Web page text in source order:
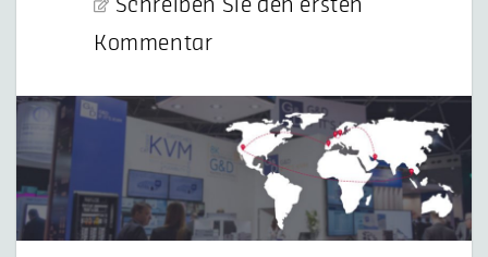
Schreiben Sie den ersten
Kommentar